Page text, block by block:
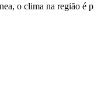
o clima na região é